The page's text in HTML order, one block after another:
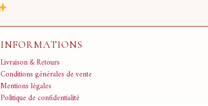
INFORMATIONS
Livraison & Retours
Conditions générales de vente
Mentions légales
Politique de confidentialité